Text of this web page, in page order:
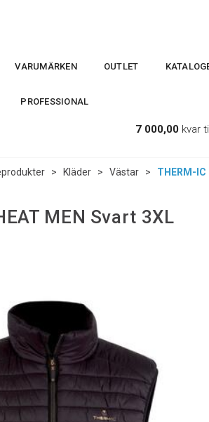
VARUMÄRKEN OUTLET
PROFESSIONAL
7 000,00 kvar
> Kläder > Västar > THERM-IC
MEN Svart 3XL